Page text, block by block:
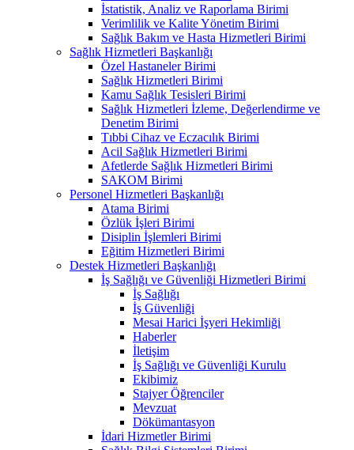
İstatistik, Analiz ve Raporlama Birimi
Verimlilik ve Kalite Yönetim Birimi
Sağlık Bakım ve Hasta Hizmetleri Birimi
Sağlık Hizmetleri Başkanlığı
Özel Hastaneler Birimi
Sağlık Hizmetleri Birimi
Kamu Sağlık Tesisleri Birimi
Sağlık Hizmetleri İzleme, Değerlendirme ve
Denetim Birimi
Tıbbi Cihaz ve Eczacılık Birimi
Acil Sağlık Hizmetleri Birimi
Afetlerde Sağlık Hizmetleri Birimi
SAKOM Birimi
Personel Hizmetleri Başkanlığı
Atama Birimi
Özlük İşleri Birimi
Disiplin İşlemleri Birimi
Eğitim Hizmetleri Birimi
Destek Hizmetleri Başkanlığı
İş Sağlığı ve Güvenliği Hizmetleri Birimi
İş Sağlığı
İş Güvenliği
Mesai Harici İşyeri Hekimliği
Haberler
İletişim
İş Sağlığı ve Güvenliği Kurulu
Ekibimiz
Stajyer Öğrenciler
Mevzuat
Dökümantasyon
İdari Hizmetler Birimi